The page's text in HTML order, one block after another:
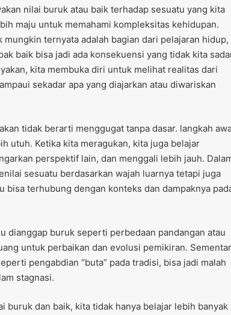
nilai buruk atau baik terhadap sesuatu yang kita
maju untuk memahami kompleksitas kehidupan.
mungkin ternyata adalah bagian dari pelajaran hidup,
baik bisa jadi ada konsekuensi yang tidak kita
kita membuka diri untuk melihat realitas dari
sekadar apa yang diajarkan atau diwariskan
tidak berarti menggugat tanpa dasar. langkah
utuh. Ketika kita meragukan, kita juga belajar
perspektif lain, dan menggali lebih jauh.
sesuatu berdasarkan wajah luarnya tetapi juga
bisa terhubung dengan konteks dan dampaknya
dianggap buruk seperti perbedaan pandangan atau
untuk perbaikan dan evolusi pemikiran.
pengabdian “buta” pada tradisi, bisa jadi malah
stagnasi.
buruk dan baik, kita tidak hanya belajar lebih banyak